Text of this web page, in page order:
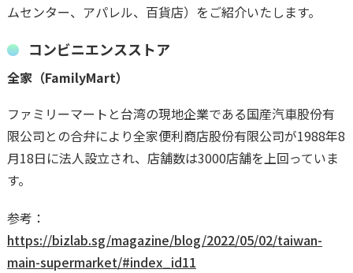
ムセンター、アパレル、百貨店）をご紹介いたします。
コンビニエンスストア
全家（FamilyMart）
ファミリーマートと台湾の現地企業である国産汽車股份有
限公司との合弁により全家便利商店股份有限公司が1988年8
月18日に法人設立され、店舗数は3000店舗を上回っていま
す。
参考：
https://bizlab.sg/magazine/blog/2022/05/02/taiwan-
main-supermarket/#index_id11